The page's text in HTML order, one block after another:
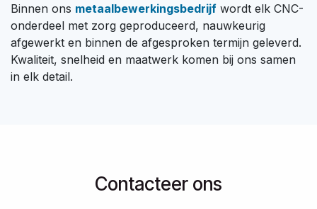
Binnen ons metaalbewerkingsbedrijf wordt elk CNC-
onderdeel met zorg geproduceerd, nauwkeurig
afgewerkt en binnen de afgesproken termijn geleverd.
Kwaliteit, snelheid en maatwerk komen bij ons samen
in elk detail.
​Contacteer ons​​​